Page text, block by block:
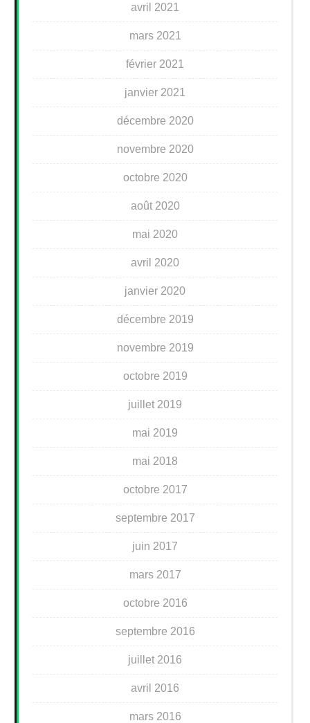
avril 2021
mars 2021
février 2021
janvier 2021
décembre 2020
novembre 2020
octobre 2020
août 2020
mai 2020
avril 2020
janvier 2020
décembre 2019
novembre 2019
octobre 2019
juillet 2019
mai 2019
mai 2018
octobre 2017
septembre 2017
juin 2017
mars 2017
octobre 2016
septembre 2016
juillet 2016
avril 2016
mars 2016